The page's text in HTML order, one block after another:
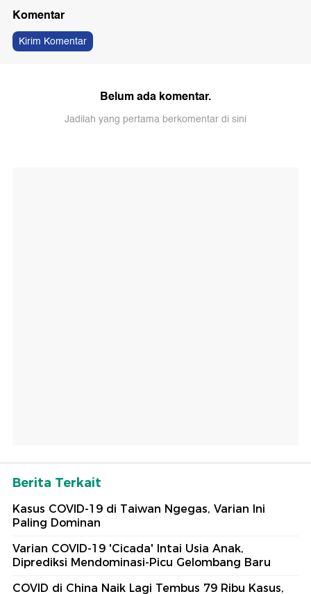
Komentar
Kirim Komentar
Belum ada komentar.
Jadilah yang pertama berkomentar di sini
Berita Terkait
Kasus COVID-19 di Taiwan Ngegas, Varian Ini
Paling Dominan
Varian COVID-19 'Cicada' Intai Usia Anak,
Diprediksi Mendominasi-Picu Gelombang Baru
COVID di China Naik Lagi Tembus 79 Ribu Kasus,